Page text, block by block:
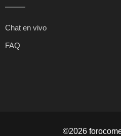
Chat en vivo
FAQ
©2026